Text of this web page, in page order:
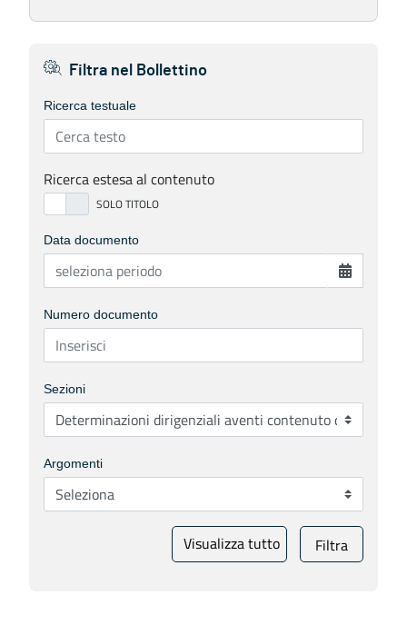
Filtra nel Bollettino
Ricerca testuale
Ricerca estesa al contenuto
Data documento
Numero documento
Sezioni
Argomenti
Visualizza tutto Filtra